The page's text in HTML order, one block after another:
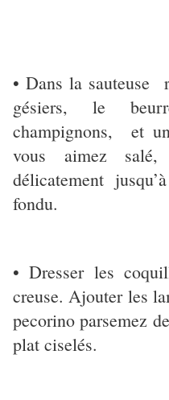
• Dans la sauteuse
gésiers, le
champignons, et
vous aimez
délicatement
fondu.
• Dresser les
creuse. Ajouter les
pecorino parsemez
plat ciselés.